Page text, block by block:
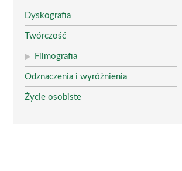
Dyskografia
Twórczość
Filmografia
Odznaczenia i wyróżnienia
Życie osobiste